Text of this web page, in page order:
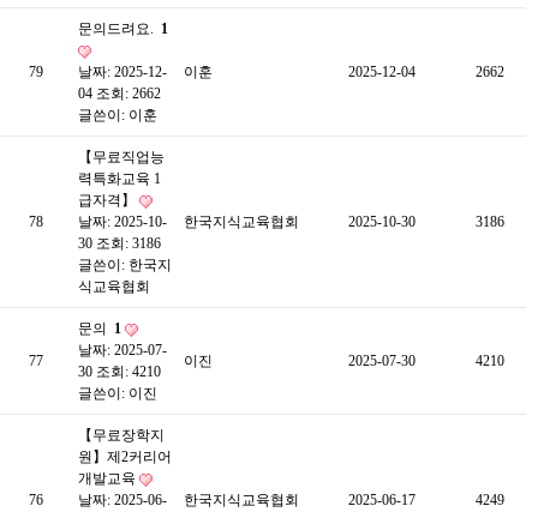
79
문의드려요. 1
날짜: 2025-12-
04 조회: 2662
글쓴이: 이훈
이훈 2025-12-04 2662
78
【무료직업능
력특화교육 1
급자격】
날짜: 2025-10-
30 조회: 3186
글쓴이: 한국지
식교육협회
한국지식교육협회 2025-10-30 3186
77
문의
1
날짜: 2025-07-
30 조회: 4210
글쓴이: 이진
이진 2025-07-30 4210
76
【무료장학지
원】제2커리어
개발교육
날짜: 2025-06-
한국지식교육협회 2025-06-17 4249